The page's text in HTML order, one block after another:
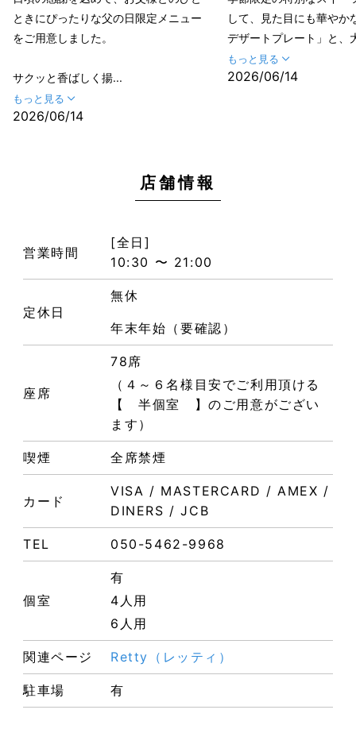
ときにぴったりな父の日限定メニュー
をご用意しました。
サクッと香ばしく揚...
もっと見る
2026/06/14
して、見た目にも華やか
デザートプレート」と、
もっと見る
2026/06/14
店舗情報
営業時間
[全日]
10:30 〜 21:00
定休日
無休
年末年始（要確認）
座席
78席
（４～６名様目安でご利用頂ける
【 半個室 】のご用意がござい
ます）
喫煙 全席禁煙
カード
VISA / MASTERCARD / AMEX /
DINERS / JCB
TEL 050-5462-9968
個室
有
4人用
6人用
関連ページ Retty（レッティ）
駐車場 有